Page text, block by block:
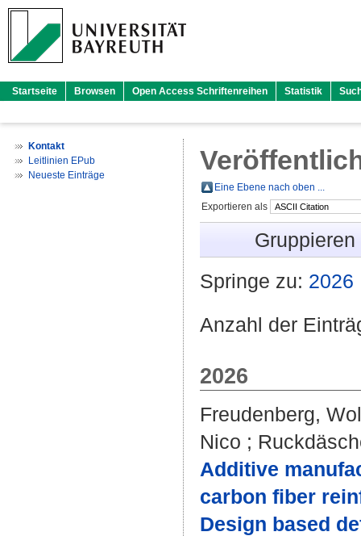
Startseite Browsen Open Access Schriftenreihen Statistik
Kontakt
Leitlinien EPub
Neueste Einträge
Eine Ebene nach oben ...
Exportieren als
Springe zu: 2026
Anzahl der
2026
Freudenberg,
Nico ;
Additive
carbon fiber
Design based